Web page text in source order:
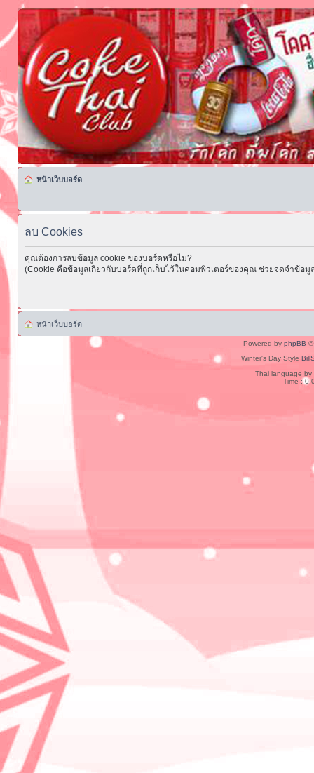
หน้าเว็บบอร์ด
ลบ Cookies
คุณต้องการลบข้อมูล cookie ของบอร์ดหรือไม่?
(Cookie คือข้อมูลเกี่ยวกับบอร์ดที่ถูกเก็บไว้ในคอมพิวเตอร์ของคุณ ช่วยจดจำข้อมู
หน้าเว็บบอร์ด
Powered by phpBB ©
Winter's Day Style
Thai language by
Time :